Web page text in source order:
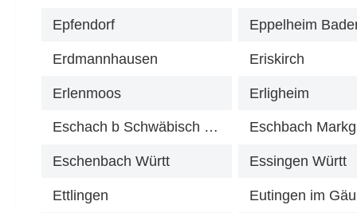
Epfendorf Eppelheim
Erdmannhausen Eriskirch
Erlenmoos Erligheim
Eschach b Schwäbisch Gmünd Eschbach
Eschenbach Württ Essingen Württ
Ettlingen Eutingen im Gäu